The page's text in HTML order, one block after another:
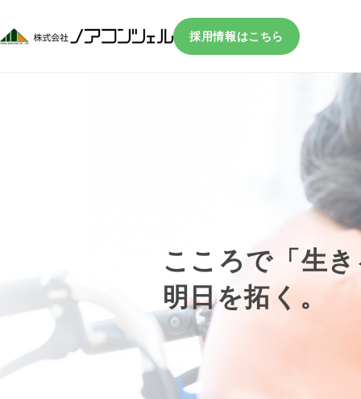
採用情報はこちら
こころで「生
明日を拓く。